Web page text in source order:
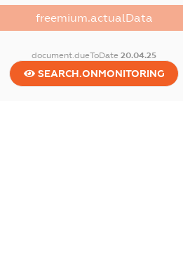
freemium.actualData
document.dueToDate20.04.25
SEARCH.ONMONITORING